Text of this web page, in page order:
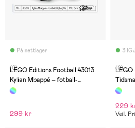
På nettlager
(0)
LEGO Editions Football 43013
Kylian Mbappé – fotball-
høydepunkter
299 kr
3
(0)
LEGO
229
Veil.